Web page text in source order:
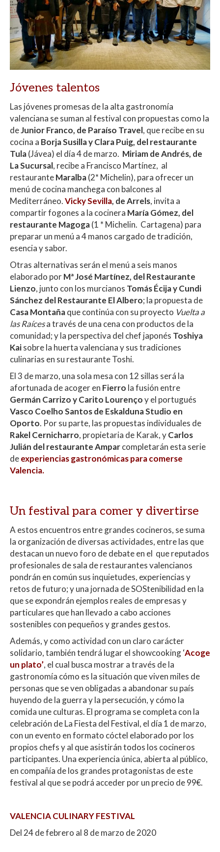
Jóvenes talentos
Las jóvenes promesas de la alta gastronomía
valenciana se suman al festival con propuestas como la
deJunior Franco, de Paraíso Travel, que recibe en su
cocina a Borja Susilla y Clara Puig, del restaurante
Tula(Jávea) el día 4 de marzo. Miriam de Andrés, de
La Sucursal, recibe a Francisco Martínez, al
restauranteMaralba(2* Michelin), para ofrecer un
menú de cocina manchega con balcones al
Mediterráneo.Vicky Sevilla, de Arrels, invita a
compartir fogones a la cocinera María Gómez, del
restaurante Magoga(1 * Michelin. Cartagena) para
preparar un menú a 4 manos cargado de tradición,
esencia y sabor.
Otras alternativas serán el menú a seis manos
elaborado porMª José Martínez, del Restaurante
Lienzo, junto con los murcianos Tomás Écija y Cundi
Sánchez del Restaurante El Albero; la propuesta de
Casa Montañaque continúa con su proyecto Vuelta a
las Raícesa través de una cena con productos de la
comunidad; y la perspectiva del chef japonés Toshiya
Kaisobre la huerta valenciana y sus tradiciones
culinarias en su restaurante Toshi.
El 3 de marzo, una sola mesa con 12 sillas será la
afortunada de acoger en Fierro la fusión entre
Germán Carrizo y Carito Lourençoy el portugués
Vasco Coelho Santos de Eskalduna Studio en
Oporto. Por su parte, las propuestas individuales de
Rakel Cernicharro, propietaria de Karak, yCarlos
Julián del restaurante Amparcompletarán esta serie
deexperiencias gastronómicas para comerse
Valencia.
Un festival para comer y divertirse
A estos encuentros entre grandes cocineros, se suma
la organización de diversas actividades, entre las que
destacan un nuevo foro de debate en el que reputados
profesionales de sala de restaurantes valencianos
pondrán en común sus inquietudes, experiencias y
retos de futuro; y una jornada de SOStenibilidad en la
que se expondrán ejemplos reales de empresas y
particulares que han llevado a cabo acciones
sostenibles con pequeños y grandes gestos.
Además, y como actividad con un claro carácter
solidario, también tendrá lugar el showcooking ‘Acoge
un plato’, el cual busca mostrar a través de la
gastronomía cómo es la situación que viven miles de
personas que se ven obligadas a abandonar su país
huyendo de la guerra y la persecución, y cómo la
comida une culturas. El programa se completa con la
celebración de La Fiesta del Festival, el día 1 de marzo,
con un evento en formato cóctel elaborado por los
propios chefs y al que asistirán todos los cocineros
participantes. Una experiencia única, abierta al público,
en compañía de los grandes protagonistas de este
festival al que se podrá acceder por un precio de 99€.
VALENCIA CULINARY FESTIVAL
Del 24 de febrero al 8 de marzo de 2020